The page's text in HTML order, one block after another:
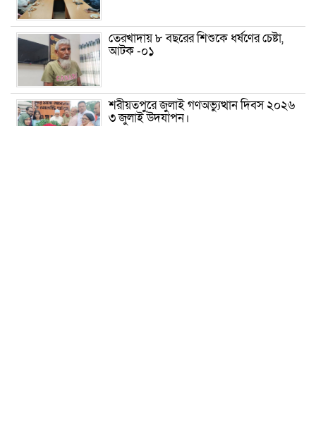
তেরখাদায় ৮ বছরের শিশুকে ধর্ষণের চেষ্টা,
আটক -০১
শরীয়তপুরে জুলাই গণঅভ্যুত্থান দিবস ২০২৬
৩ জুলাই উদযাপন।